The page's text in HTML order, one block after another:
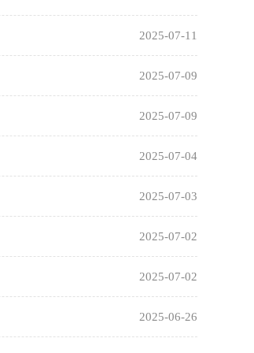
2025-07-11
2025-07-09
2025-07-09
2025-07-04
2025-07-03
2025-07-02
2025-07-02
2025-06-26